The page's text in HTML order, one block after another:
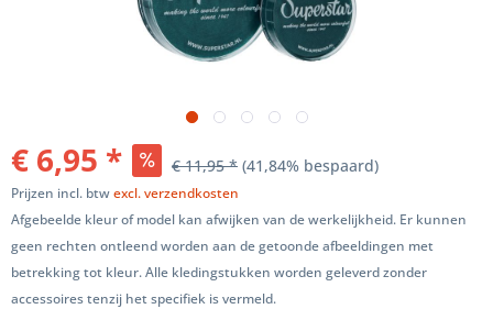
€ 6,95 * € 11,95 * (41,84% bespaard)
Prijzen incl. btwexcl. verzendkosten
Afgebeelde kleur of model kan afwijken van de werkelijkheid. Er kunnen
geen rechten ontleend worden aan de getoonde afbeeldingen met
betrekking tot kleur. Alle kledingstukken worden geleverd zonder
accessoires tenzij het specifiek is vermeld.